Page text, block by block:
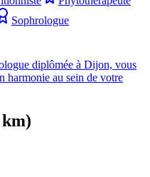
Sophrologue
diplômée à Dijon, vous
harmonie au sein de votre
km)